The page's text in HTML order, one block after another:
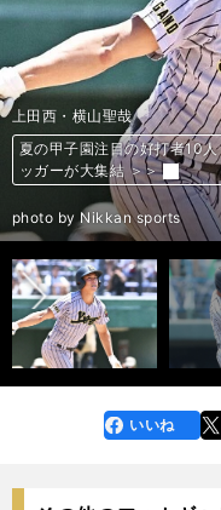
仙台育英・湯田統真
夏の甲子園で絶対に見逃せ
手にするのは？ ＞＞
photo by Ohtomo Yoshiyuki
仙台育英・髙橋煌稀
夏の甲子園で絶対に見逃せ
手にするのは？ ＞＞
photo by Ohtomo Yoshiyuki
日大山形・菅井颯
夏の甲子園で絶対に見逃せ
手にするのは？ ＞＞
photo by Nikkan sports
専大松戸・平野大地
夏の甲子園で絶対に見逃せ
手にするのは？ ＞＞
photo by Ohtomo Yoshiyuki
星稜・武内涼太
夏の甲子園で絶対に見逃せ
手にするのは？ ＞＞
photo by Ohtomo Yoshiyuki
浜松開誠館・近藤愛斗
夏の甲子園で絶対に見逃せ
手にするのは？ ＞＞
photo by Nikkan sports
履正社・福田幸之介
夏の甲子園で絶対に見逃せ
手にするのは？ ＞＞
photo by Sasaki Toru
徳島商・森煌誠
夏の甲子園で絶対に見逃せ
手にするのは？ ＞＞
photo by Ohtomo Yoshiyuki
東海大熊本星翔・玉木稜真
夏の甲子園で絶対に見逃せ
手にするのは？ ＞＞
photo by Nikkan sports
神村学園・黒木陽琉
夏の甲子園で絶対に見逃せ
手にするのは？ ＞＞
photo by Nikkan sports
花巻東・佐々木麟太郎
夏の甲子園注目の好打者10
ッガーが大集結 ＞＞
photo by Ohtomo Yoshiyuki
広陵・真鍋慧
夏の甲子園注目の好打者10
ッガーが大集結 ＞＞
photo by Ohtomo Yoshiyuki
九州国際大付・佐倉侠史朗
夏の甲子園注目の好打者10
ッガーが大集結 ＞＞
photo by Ohtomo Yoshiyuki
沖縄尚学・仲田侑仁
夏の甲子園注目の好打者10
ッガーが大集結 ＞＞
photo by Ohtomo Yoshiyuki
八戸学院光星・中澤恒貴
夏の甲子園注目の好打者10
ッガーが大集結 ＞＞
photo by Ohtomo Yoshiyuki
仙台育英・山田脩也
夏の甲子園注目の好打者10
ッガーが大集結 ＞＞
photo by Ohtomo Yoshiyuki
聖光学院・高中一樹
夏の甲子園注目の好打者10
ッガーが大集結 ＞＞
photo by Ohtomo Yoshiyuki
上田西・横山聖哉
夏の甲子園注目の好打者10
ッガーが大集結 ＞＞
photo by Nikkan sports
東海大熊本星翔・百崎蒼生
夏の甲子園注目の好打者10
ッガーが大集結 ＞＞
photo by Nikkan sports
智辯学園・松本大輝
夏の甲子園注目の好打者10
ッガーが大集結 ＞＞
photo by Ohtomo Yoshiyuki
前へ
faceboo
k
いいね